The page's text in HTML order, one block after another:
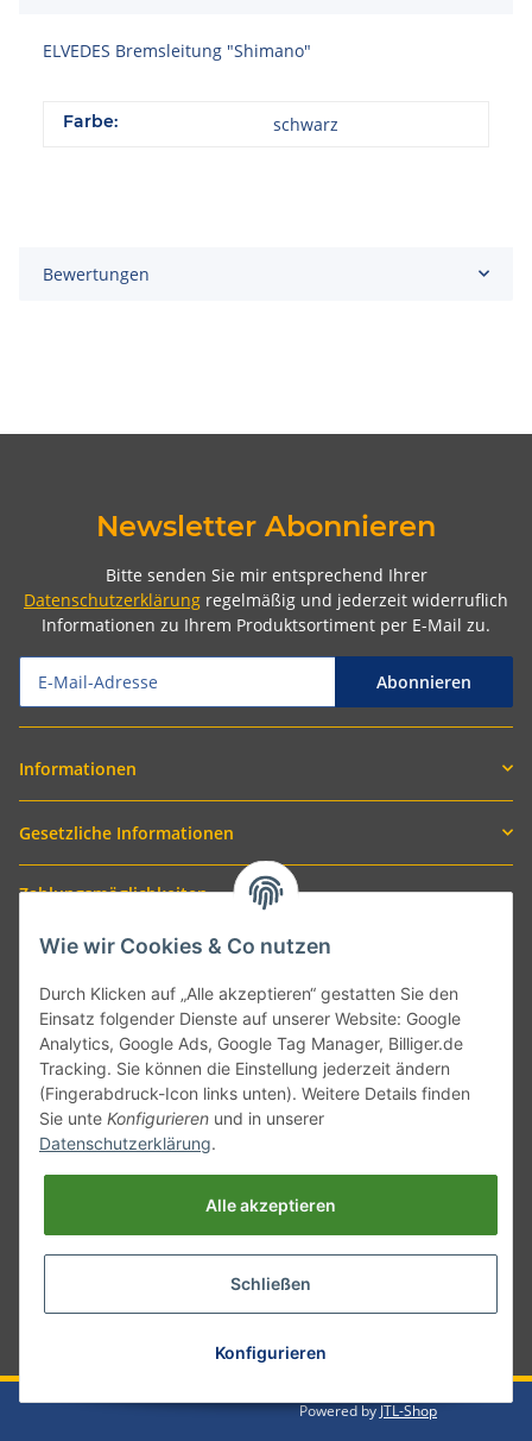
ELVEDES Bremsleitung "Shimano"
Farbe: schwarz
Bewertungen
Newsletter Abonnieren
Bitte senden Sie mir entsprechend Ihrer
Datenschutzerklärung regelmäßig und jederzeit widerruflich
Informationen zu Ihrem Produktsortiment per E-Mail zu.
Abonnieren
Informationen
Gesetzliche Informationen
Zahlungsmöglichkeiten
Versand mit
* Alle Preise inkl. gesetzlicher USt., zzgl.Versand
Powered byJTL-Shop
Wie wir Cookies & Co nutzen
Durch Klicken auf „Alle akzeptieren“ gestatten Sie den
Einsatz folgender Dienste auf unserer Website: Google
Analytics, Google Ads, Google Tag Manager, Billiger.de
Tracking. Sie können die Einstellung jederzeit ändern
(Fingerabdruck-Icon links unten). Weitere Details finden
Sie unte Konfigurieren und in unserer
Datenschutzerklärung.
Alle akzeptieren
Schließen
Konfigurieren